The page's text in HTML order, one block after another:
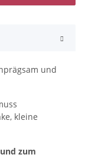
und
kleine
zum